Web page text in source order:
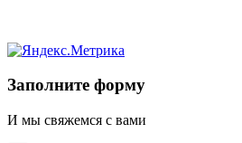
Заполните форму
И мы свяжемся с вами